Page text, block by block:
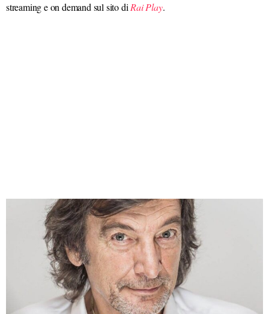
streaming e on demand sul sito diRai Play.